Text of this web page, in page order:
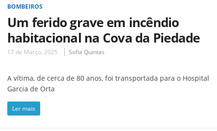
BOMBEIROS
Um ferido grave em incêndio
habitacional na Cova da Piedade
17 de Março, 2025 Sofia Quintas
A vítima, de cerca de 80 anos, foi transportada para o Hospital
Garcia de Orta
Ler mais